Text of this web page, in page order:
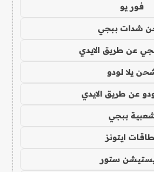
فور يو
شدات ببجي
عن طريق الايدي
يلا لودو
عن طريق الايدي
ببجي
ايتونز
ستور